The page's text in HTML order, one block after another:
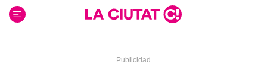
contenido